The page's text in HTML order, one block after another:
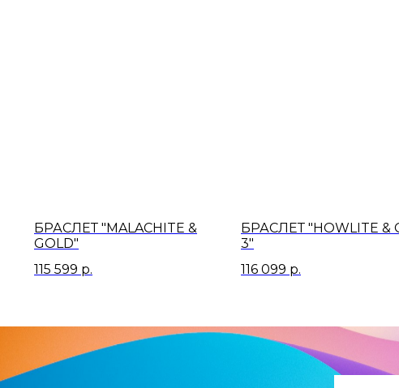
БРАСЛЕТ "MALACHITE &
GOLD"
115 599 р.
БРАСЛЕТ "HOWLITE &
3"
116 099 р.